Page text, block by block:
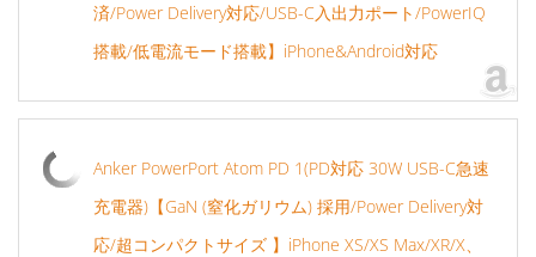
済/Power Delivery対応/USB-C入出力ポート/PowerIQ
搭載/低電流モード搭載】iPhone&Android対応
Anker PowerPort Atom PD 1(PD対応 30W USB-C急速
充電器)【GaN (窒化ガリウム) 採用/Power Delivery対
応/超コンパクトサイズ 】iPhone XS/XS Max/XR/X、